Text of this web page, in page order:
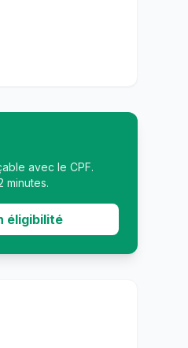
avec le CPF.
minutes.
éligibilité